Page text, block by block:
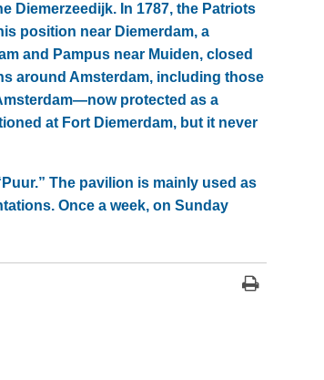
Diemerzeedijk. In 1787, the Patriots
position near Diemerdam, a
and Pampus near Muiden, closed
around Amsterdam, including those
protected as a
at Fort Diemerdam, but it never
The pavilion is mainly used as
Once a week, on Sunday